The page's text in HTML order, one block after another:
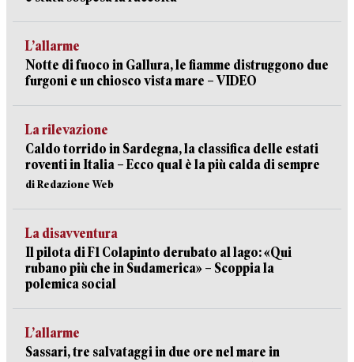
L’allarme
Notte di fuoco in Gallura, le fiamme distruggono due
furgoni e un chiosco vista mare – VIDEO
La rilevazione
Caldo torrido in Sardegna, la classifica delle estati
roventi in Italia – Ecco qual è la più calda di sempre
di Redazione Web
La disavventura
Il pilota di F1 Colapinto derubato al lago: «Qui
rubano più che in Sudamerica» – Scoppia la
polemica social
L’allarme
Sassari, tre salvataggi in due ore nel mare in